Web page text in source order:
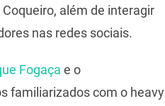
além de interagir
nas redes sociais.
Fogaça e o
familiarizados com o heavy